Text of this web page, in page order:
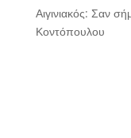
Αιγινιακός: Σαν
Κοντόπουλου